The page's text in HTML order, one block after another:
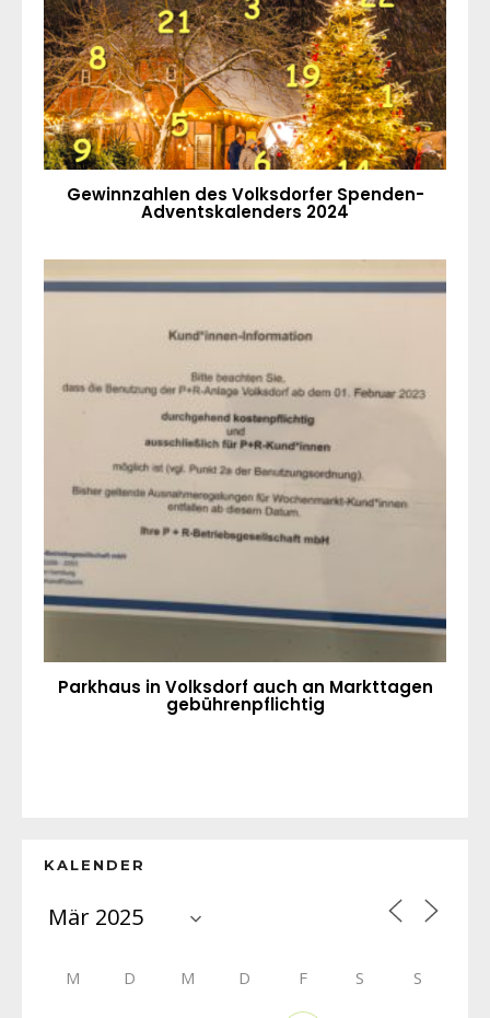
Gewinnzahlen des Volksdorfer Spenden-
Adventskalenders 2024
Parkhaus in Volksdorf auch an Markttagen
gebührenpflichtig
KALENDER
M D M D F S S